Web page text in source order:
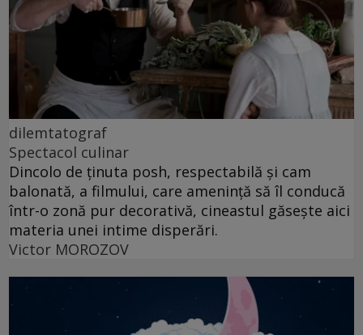
dilemtatograf
Spectacol culinar
Dincolo de ținuta posh, respectabilă și cam
balonată, a filmului, care amenință să îl conducă
într-o zonă pur decorativă, cineastul găsește aici
materia unei intime disperări.
Victor MOROZOV